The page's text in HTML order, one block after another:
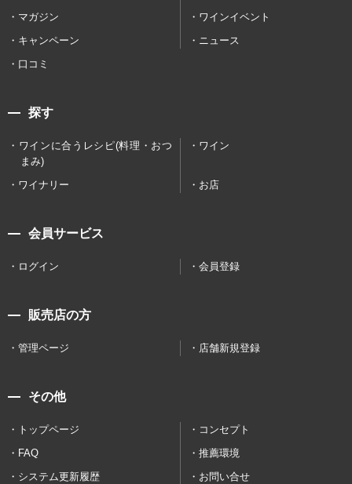
マガジン
ワインイベント
キャンペーン
ニュース
口コミ
探す
ワインに合うレシピ(料理・おつ
まみ)
ワイン
ワイナリー お店
会員サービス
ログイン 会員登録
販売店の方
管理ページ 店舗新規登録
その他
トップページ
コンセプト
FAQ
推薦環境
システム更新履歴
お問い合せ